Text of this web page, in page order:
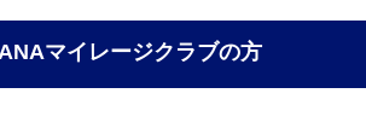
ANAマイレージクラブの方